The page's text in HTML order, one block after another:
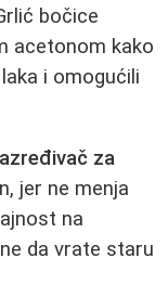
bočice
acetonom kako
i omogućili
za
jer ne menja
na
da vrate staru